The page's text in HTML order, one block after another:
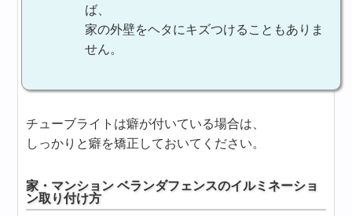
ば、
家の外壁をヘタにキズつけることもありま
せん。
チューブライトは癖が付いている場合は、
しっかりと癖を矯正しておいてください。
家・マンション ベランダフェンスのイルミネーショ
ン取り付け方